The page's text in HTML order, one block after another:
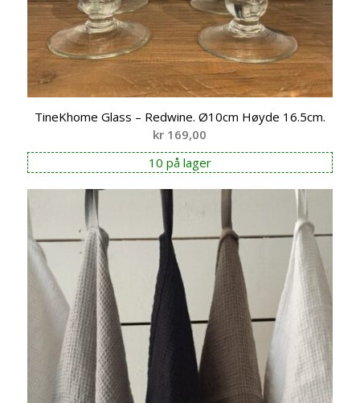
TineKhome Glass – Redwine. Ø10cm Høyde 16.5cm.
kr 169,00
10 på lager